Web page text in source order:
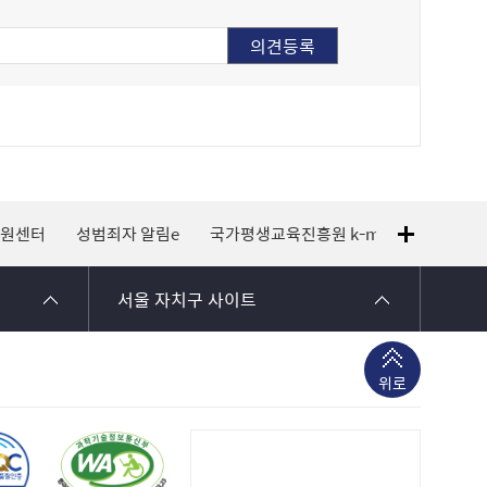
센터 성범죄자 알림e 국가평생교육진흥원 k-mooc
서울 자치구 사이트
위로